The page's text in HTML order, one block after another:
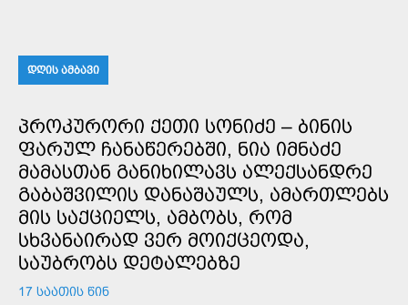
ᲓᲦᲘᲡ ᲐᲛᲑᲐᲕᲘ
ᲞᲠᲝᲙᲣᲠᲝᲠᲘ ᲥᲔᲗᲘ ᲡᲝᲜᲘᲫᲔ – ᲑᲘᲜᲘᲡ
ᲤᲐᲠᲣᲚ ᲩᲐᲜᲐᲬᲔᲠᲔᲑᲨᲘ, ᲜᲘᲐ ᲘᲛᲜᲐᲫᲔ
ᲛᲐᲛᲐᲡᲗᲐᲜ ᲒᲐᲜᲘᲮᲘᲚᲐᲕᲡ ᲐᲚᲔᲥᲡᲐᲜᲓᲠᲔ
ᲒᲐᲑᲐᲨᲕᲘᲚᲘᲡ ᲓᲐᲜᲐᲨᲐᲣᲚᲡ, ᲐᲛᲐᲠᲗᲚᲔᲑᲡ
ᲛᲘᲡ ᲡᲐᲥᲪᲘᲔᲚᲡ, ᲐᲛᲑᲝᲑᲡ, ᲠᲝᲛ
ᲡᲮᲕᲐᲜᲐᲘᲠᲐᲓ ᲕᲔᲠ ᲛᲝᲘᲥᲪᲔᲝᲓᲐ,
ᲡᲐᲣᲑᲠᲝᲑᲡ ᲓᲔᲢᲐᲚᲔᲑᲖᲔ
17 ᲡᲐᲐᲗᲘᲡ ᲬᲘᲜ